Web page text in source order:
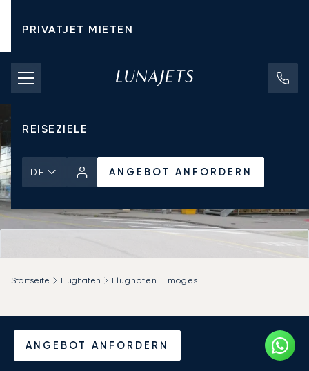
PRIVATJET MIETEN
CHARTERPREISE
PRIVATJETS
REISEZIELE
DE ANGEBOT ANFORDERN
ANGEBOT ANFORDERN
Startseite Flughäfen Flughafen Limoges
Privatjet chartern zum
Flughafen Limoges